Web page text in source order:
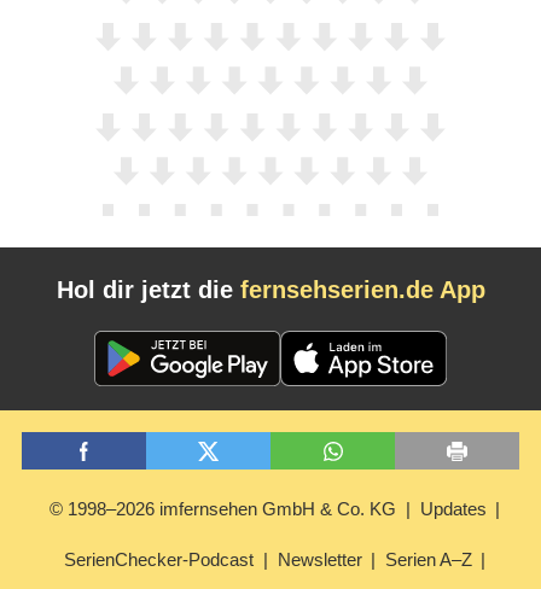
Hol dir jetzt die fernsehserien.de App
© 1998–2026 imfernsehen GmbH & Co. KG Updates
SerienChecker-Podcast Newsletter Serien A–Z